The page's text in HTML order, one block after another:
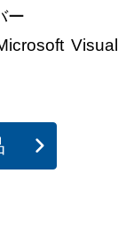
ー
Visual